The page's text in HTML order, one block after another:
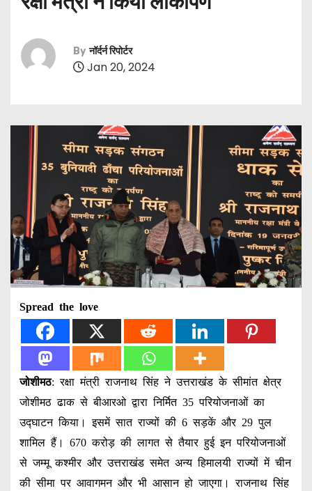
By नॉर्दर्न रिपोर्टर
Jan 20, 2024
Spread the love
जोशीमठ: रक्षा मंत्री राजनाथ सिंह ने उत्तराखंड के सीमांत क्षेत्र
जोशीमठ ढाक से बीआरओ द्वारा निर्मित 35 परियोजनाओं का
उद्घाटन किया। इसमें सात राज्यों की 6 सड़कें और 29 पुल
शामिल हैं। 670 करोड़ की लागत से तैयार हुई इन परियोजनाओं
से जम्मू कश्मीर और उत्तराखंड समेत अन्य हिमालयी राज्यों में चीन
की सीमा पर आवागमन और भी आसान हो जाएगा। राजनाथ सिंह